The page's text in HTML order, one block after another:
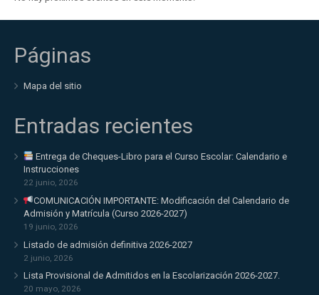
Páginas
Mapa del sitio
Entradas recientes
Entrega de Cheques-Libro para el Curso Escolar: Calendario e
Instrucciones
22 junio, 2026
COMUNICACIÓN IMPORTANTE: Modificación del Calendario de
Admisión y Matrícula (Curso 2026-2027)
19 junio, 2026
Listado de admisión definitiva 2026-2027
2 junio, 2026
Lista Provisional de Admitidos en la Escolarización 2026-2027.
20 mayo, 2026